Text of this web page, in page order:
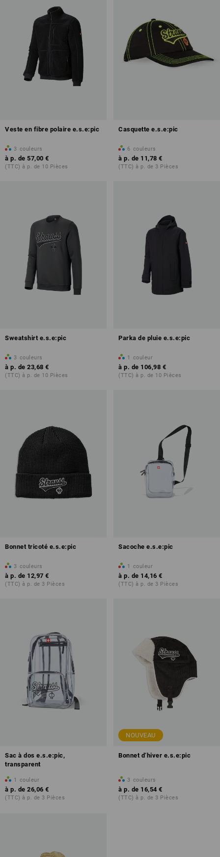
Veste en fibre polaire e.s.e:pic
3 couleurs
à p. de 57,00 €
(TTC) à p. de 10 Pièces
Casquette e.s.e:pic
6 couleurs
à p. de 11,78 €
(TTC) à p. de 3 Pièces
Sweatshirt e.s.e:pic
3 couleurs
à p. de 23,68 €
(TTC) à p. de 10 Pièces
Parka de pluie e.s.e:pic
1 couleur
à p. de 106,98 €
(TTC) à p. de 10 Pièces
Bonnet tricoté e.s.e:pic
3 couleurs
à p. de 12,97 €
(TTC) à p. de 3 Pièces
Sacoche e.s.e:pic
1 couleur
à p. de 14,16 €
(TTC) à p. de 3 Pièces
Sac à dos e.s.e:pic,
transparent
1 couleur
à p. de 26,06 €
(TTC) à p. de 3 Pièces
NOUVEAU
Bonnet d‘hiver e.s.e:pic
3 couleurs
à p. de 16,54 €
(TTC) à p. de 3 Pièces